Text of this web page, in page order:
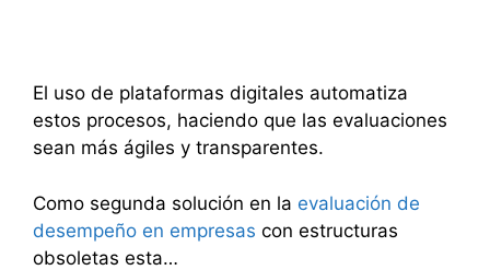
El uso de plataformas digitales automatiza
estos procesos, haciendo que las evaluaciones
sean más ágiles y transparentes.
Como segunda solución en la evaluación de
desempeño en empresas con estructuras
obsoletas esta…